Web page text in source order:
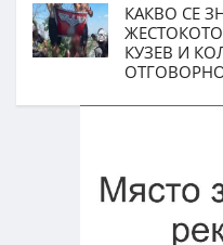
КАКВО СЕ
КУЗЕВ И